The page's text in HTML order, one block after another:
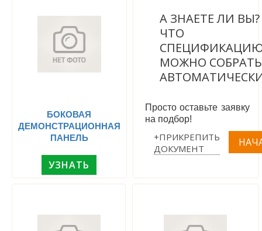
БОКОВАЯ
ДЕМОНСТРАЦИОННАЯ
ПАНЕЛЬ
УЗНАТЬ
А ЗНАЕТЕ ЛИ ВЫ?
ЧТО
МОЖНО СОБРАТЬ
Просто оставьте заявку
на подбор!
+ПРИКРЕПИТЬ
ДОКУМЕНТ